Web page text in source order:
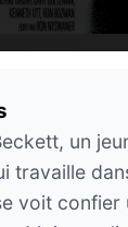
un
travaille
voit confier